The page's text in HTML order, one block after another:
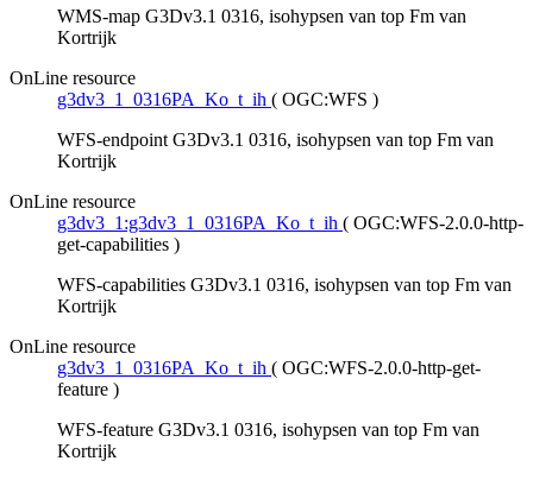
WMS-map G3Dv3.1 0316, isohypsen van top Fm van
Kortrijk
OnLine resource
g3dv3_1_0316PA_Ko_t_ih ( OGC:WFS )
WFS-endpoint G3Dv3.1 0316, isohypsen van top Fm van
Kortrijk
OnLine resource
g3dv3_1:g3dv3_1_0316PA_Ko_t_ih ( OGC:WFS-2.0.0-http-
get-capabilities )
WFS-capabilities G3Dv3.1 0316, isohypsen van top Fm van
Kortrijk
OnLine resource
g3dv3_1_0316PA_Ko_t_ih ( OGC:WFS-2.0.0-http-get-
feature )
WFS-feature G3Dv3.1 0316, isohypsen van top Fm van
Kortrijk